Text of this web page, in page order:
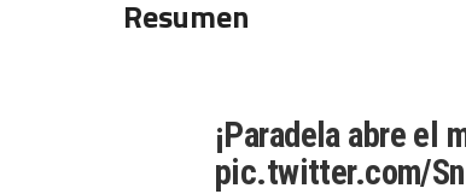
Resumen
¡Paradela abre el
pic.twitter.com/